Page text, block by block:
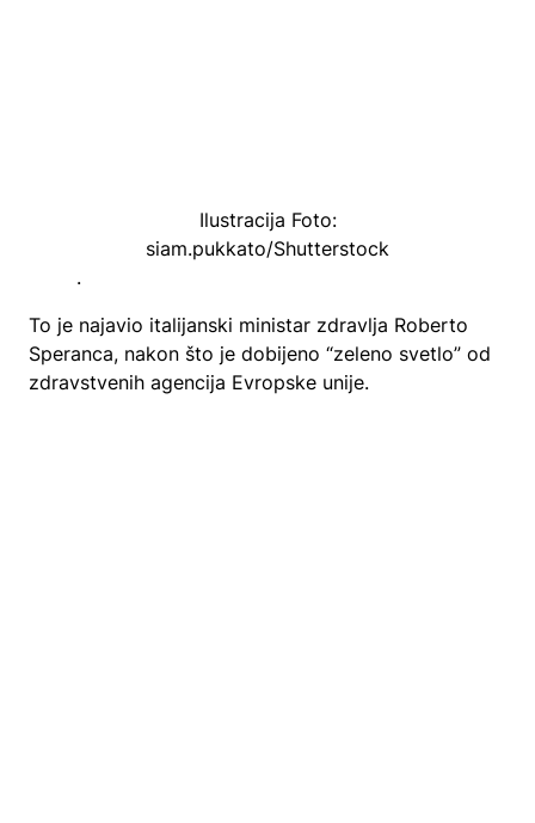
Ilustracija Foto:
siam.pukkato/Shutterstock
.
To je najavio italijanski ministar zdravlja Roberto
Speranca, nakon što je dobijeno “zeleno svetlo” od
zdravstvenih agencija Evropske unije.